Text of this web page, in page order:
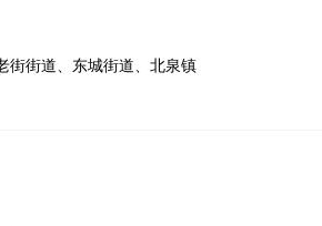
街街道、东城街道、北泉镇